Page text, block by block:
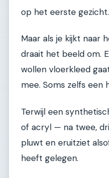
op het eerste gezicht.
Maar als je kijkt naar
draait het beeld om.
wollen vloerkleed
mee. Soms zelfs een
Terwijl een
of acryl — na twee,
pluwt en eruitziet
heeft gelegen.